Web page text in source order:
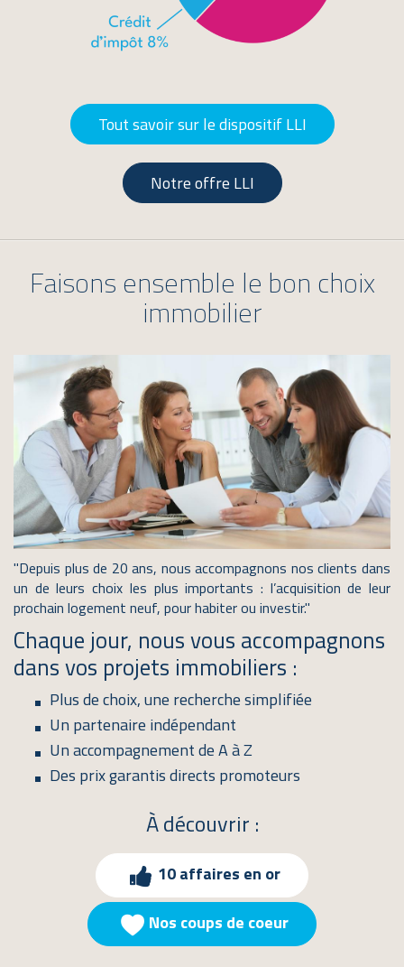
Tout savoir sur le dispositif LLI
Notre offre LLI
Faisons ensemble le bon choix
immobilier
"Depuis plus de 20 ans, nous accompagnons nos clients dans
un de leurs choix les plus importants : l’acquisition de leur
prochain logement neuf, pour habiter ou investir." ​
Chaque jour, nous vous accompagnons
dans vos projets immobiliers :
Plus de choix, une recherche simplifiée
Un partenaire indépendant
Un accompagnement de A à Z
Des prix garantis directs promoteurs
À découvrir :
10 affaires en or
Nos coups de coeur